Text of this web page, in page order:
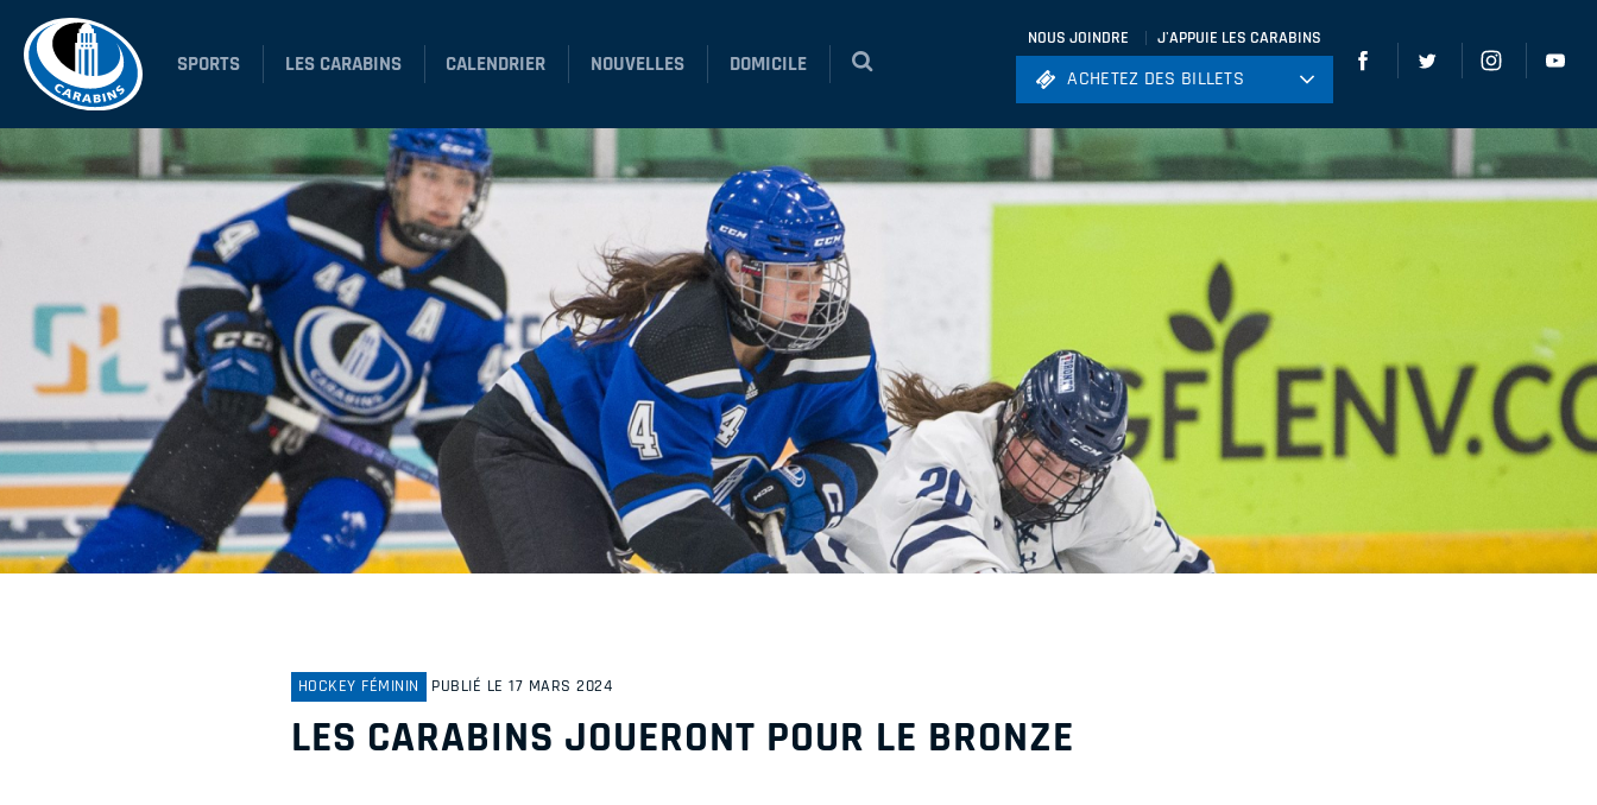
SPORTS LES CARABINS CALENDRIER NOUVELLES DOMICILE
NOUS JOINDRE J'APPUIE LES CARABINS
ACHETEZ DES BILLETS
Hockey
Soccer
ACHETEZ DES BILLETS
HOCKEY FÉMININ PUBLIÉ LE 17 MARS 2024
LES CARABINS JOUERONT POUR LE BRONZE